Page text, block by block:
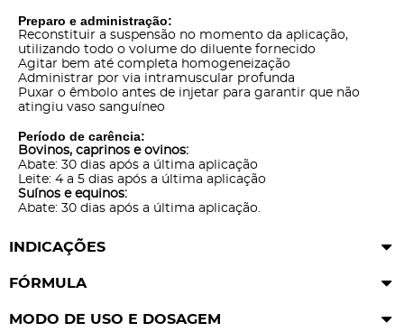
Preparo e administração:
Reconstituir a suspensão no momento da aplicação,
utilizando todo o volume do diluente fornecido
Agitar bem até completa homogeneização
Administrar por via intramuscular profunda
Puxar o êmbolo antes de injetar para garantir que não
atingiu vaso sanguíneo
Período de carência:
Bovinos, caprinos e ovinos:
Abate: 30 dias após a última aplicação
Leite: 4 a 5 dias após a última aplicação
Suínos e equinos:
Abate: 30 dias após a última aplicação.
INDICAÇÕES
FÓRMULA
MODO DE USO E DOSAGEM